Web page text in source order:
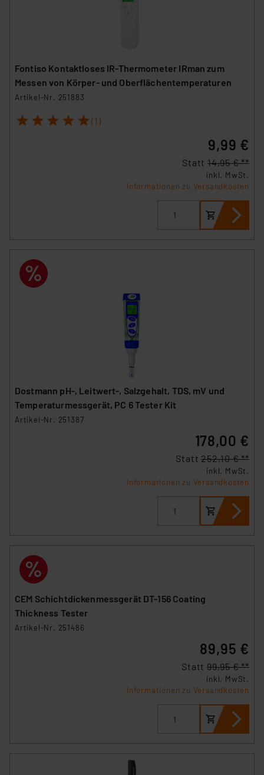
Fontiso Kontaktloses IR-Thermometer IRman zum
Messen von Körper- und Oberflächentemperaturen
Artikel-Nr. 251883
1 2 3 4 5 (1)
9,99 €
Statt 14,95 € **
inkl. MwSt.
Informationen zu Versandkosten
Dostmann pH-, Leitwert-, Salzgehalt, TDS, mV und
Temperaturmessgerät, PC 6 Tester Kit
Artikel-Nr. 251387
178,00 €
Statt252,10 € **
inkl. MwSt.
Informationen zu Versandkosten
CEM Schichtdickenmessgerät DT-156 Coating
Thickness Tester
Artikel-Nr. 251486
89,95 €
Statt 99,95 € **
inkl. MwSt.
Informationen zu Versandkosten